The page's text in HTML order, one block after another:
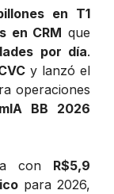
en T1
en CRM que
por día.
y lanzó el
operaciones
BB 2026
con R$5,9
para 2026,